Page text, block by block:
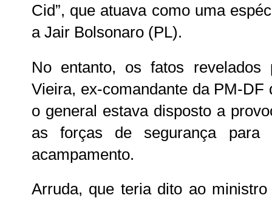
Cid”, que atuava como uma
a Jair Bolsonaro (PL).
No entanto, os fatos revelados
Vieira, ex-comandante da PM-
o general estava disposto a
as forças de segurança para
acampamento.
Arruda, que teria dito ao